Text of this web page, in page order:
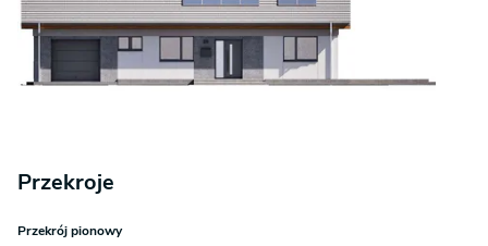
Przekroje
Przekrój pionowy